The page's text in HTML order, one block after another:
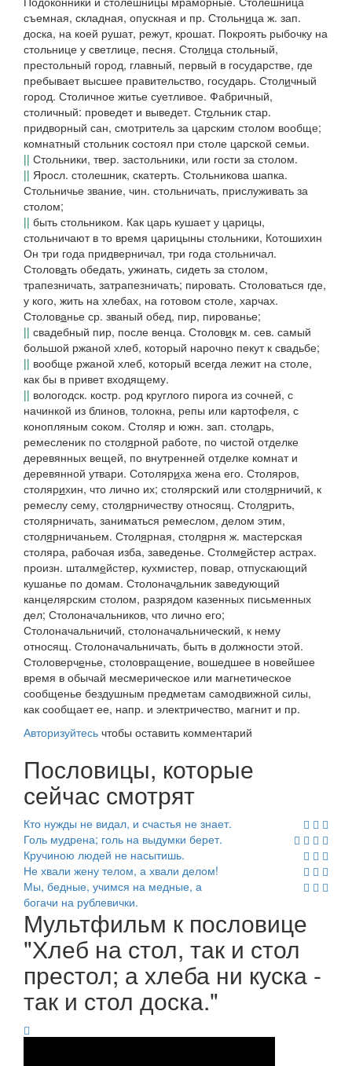
съемная, складная, опускная и пр. Стольница ж. зап.
доска, на коей рушат, режут, крошат. Покроять рыбочку на
стольнице у светлице, песня. Столица стольный,
престольный город, главный, первый в государстве, где
пребывает высшее правительство, государь. Столичный
город. Столичное житье суетливое. Фабричный,
столичный: проведет и выведет. Стольник стар.
придворный сан, смотритель за царским столом вообще;
комнатный стольник состоял при столе царской семьи.
|| Стольники, твер. застольники, или гости за столом.
|| Яросл. столешник, скатерть. Стольникова шапка.
Стольничье звание, чин. стольничать, прислуживать за
столом;
|| быть стольником. Как царь кушает у царицы,
стольничают в то время царицыны стольники, Котошихин
Он три года придверничал, три года стольничал.
Столовать обедать, ужинать, сидеть за столом,
трапезничать, затрапезничать; пировать. Столоваться где,
у кого, жить на хлебах, на готовом столе, харчах.
Столованье ср. званый обед, пир, пированье;
|| свадебный пир, после венца. Столовик м. сев. самый
большой ржаной хлеб, который нарочно пекут к свадьбе;
|| вообще ржаной хлеб, который всегда лежит на столе,
как бы в привет входящему.
|| вологодск. костр. род круглого пирога из сочней, с
начинкой из блинов, толокна, репы или картофеля, с
конопляным соком. Столяр и южн. зап. столарь,
ремесленик по столярной работе, по чистой отделке
деревянных вещей, по внутренней отделке комнат и
деревянной утвари. Сотоляриха жена его. Столяров,
столярихин, что лично их; столярский или столярничий, к
ремеслу сему, столярничеству относящ. Столярить,
столярничать, заниматься ремеслом, делом этим,
столярничаньем. Столярная, столярня ж. мастерская
столяра, рабочая изба, заведенье. Столмейстер астрах.
произн. шталмейстер, кухмистер, повар, отпускающий
кушанье по домам. Столоначальник заведующий
канцелярским столом, разрядом казенных письменных
дел; Столоначальников, что лично его;
Столоначальничий, столоначальнический, к нему
относящ. Столоначальничать, быть в должности этой.
Столоверченье, столовращение, вошедшее в новейшее
время в обычай месмерическое или магнетическое
сообщенье бездушным предметам самодвижной силы,
как сообщает ее, напр. и электричество, магнит и пр.
Авторизуйтесь чтобы оставить комментарий
Пословицы, которые
сейчас смотрят
Кто нужды не видал, и счастья не знает.
Голь мудрена; голь на выдумки берет.
Кручиною людей не насытишь.
Не хвали жену телом, а хвали делом!
Мы, бедные, учимся на медные, а
богачи на рублевички.
Мультфильм к пословице
"Хлеб на стол, так и стол
престол; а хлеба ни куска -
так и стол доска."